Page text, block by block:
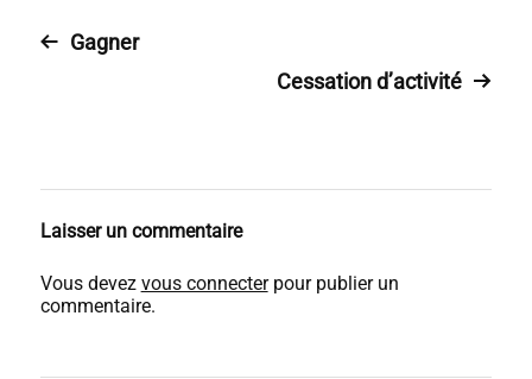
Gagner
Cessation d’activité
Laisser un commentaire
Vous devez vous connecterpour publier un
commentaire.